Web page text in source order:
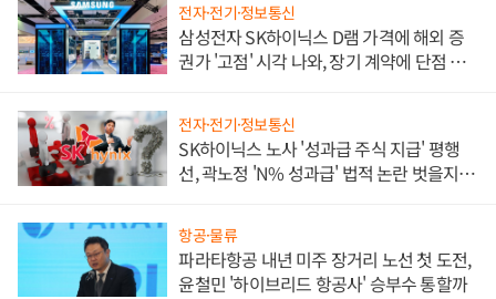
전자·전기·정보통신
삼성전자 SK하이닉스 D램 가격에 해외 증
권가 '고점' 시각 나와, 장기 계약에 단점 부
전자·전기·정보통신
SK하이닉스 노사 '성과급 주식 지급' 평행
선, 곽노정 'N% 성과급' 법적 논란 벗을지 주
항공·물류
파라타항공 내년 미주 장거리 노선 첫 도전,
윤철민 '하이브리드 항공사' 승부수 통할까